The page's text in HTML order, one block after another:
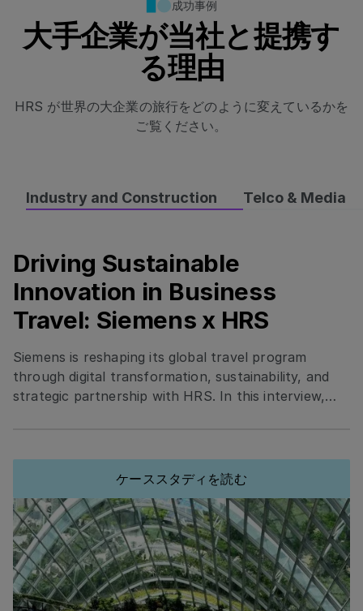
成功事例
大手企業が当社と提携す
る理由
HRS が世界の大企業の旅行をどのように変えているかを
ご覧ください。
Industry and Construction Telco & Media
Driving Sustainable
Innovation in Business
Travel: Siemens x HRS
Siemens is reshaping its global travel program
through digital transformation, sustainability, and
strategic partnership with HRS. In this interview,
satisfaction, and cost transparency.
ケーススタディを読む
Driving Sustainable Innovation in Business Travel: